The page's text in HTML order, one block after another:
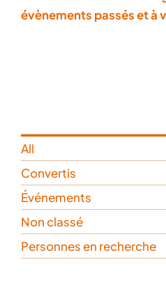
évènements passés et à
All
Convertis
Événements
Non classé
Personnes en recherche